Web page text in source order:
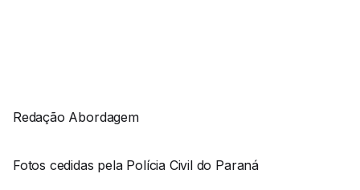
Redação Abordagem
Fotos cedidas pela Polícia Civil do Paraná